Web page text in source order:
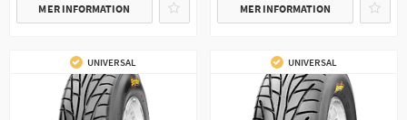
MER INFORMATION MER INFORMATION
UNIVERSAL UNIVERSAL